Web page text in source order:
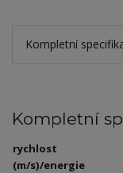
Kompletní
Kompletní
rychlost
(m/s)/energie